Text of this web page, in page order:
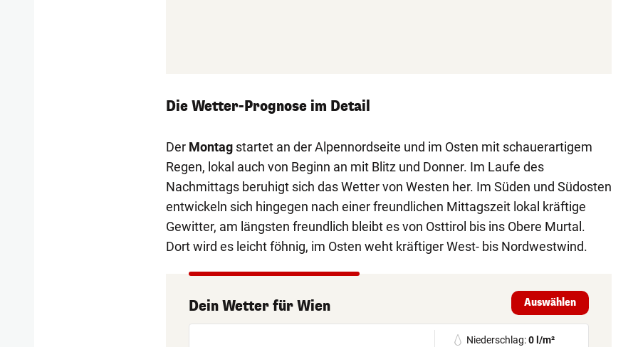
Die Wetter-Prognose im Detail
Der Montagstartet an der Alpennordseite und im Osten mit schauerartigem
Regen, lokal auch von Beginn an mit Blitz und Donner. Im Laufe des
Nachmittags beruhigt sich das Wetter von Westen her. Im Süden und Südosten
entwickeln sich hingegen nach einer freundlichen Mittagszeit lokal kräftige
Gewitter, am längsten freundlich bleibt es von Osttirol bis ins Obere Murtal.
Dort wird es leicht föhnig, im Osten weht kräftiger West- bis Nordwestwind.
Dein WetterfürWien Auswählen
Niederschlag:0 l/m²